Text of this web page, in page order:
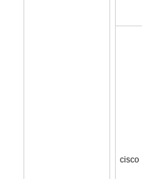
cisco